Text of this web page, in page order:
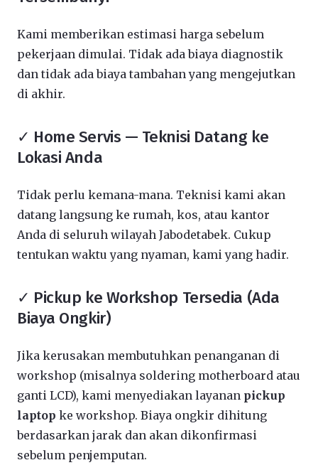
Kami memberikan estimasi harga sebelum
pekerjaan dimulai. Tidak ada biaya diagnostik
dan tidak ada biaya tambahan yang mengejutkan
di akhir.
✓ Home Servis — Teknisi Datang ke
Lokasi Anda
Tidak perlu kemana-mana. Teknisi kami akan
datang langsung ke rumah, kos, atau kantor
Anda di seluruh wilayah Jabodetabek. Cukup
tentukan waktu yang nyaman, kami yang hadir.
✓ Pickup ke Workshop Tersedia (Ada
Biaya Ongkir)
Jika kerusakan membutuhkan penanganan di
workshop (misalnya soldering motherboard atau
ganti LCD), kami menyediakan layanan pickup
laptop ke workshop. Biaya ongkir dihitung
berdasarkan jarak dan akan dikonfirmasi
sebelum penjemputan.